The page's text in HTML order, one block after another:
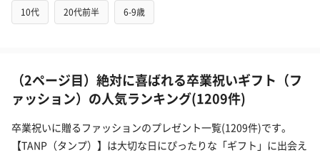
10代 20代前半 6-9歳
（2ページ目）絶対に喜ばれる卒業祝いギフト（フ
ァッション）の人気ランキング(1209件)
卒業祝いに贈るファッションのプレゼント一覧(1209件)です。
【TANP（タンプ）】は大切な日にぴったりな「ギフト」に出会え